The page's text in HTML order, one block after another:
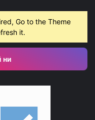
Go to the Theme
it.
ни